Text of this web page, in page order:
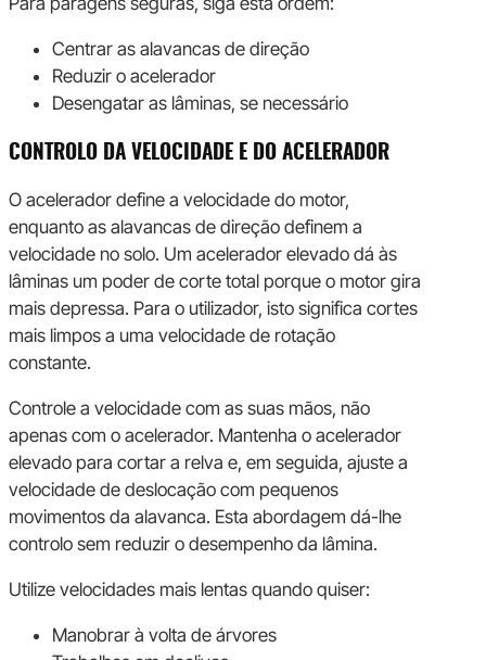
Centrar as alavancas de direção
Reduzir o acelerador
Desengatar as lâminas, se necessário
CONTROLO DA VELOCIDADE E DO ACELERADOR
O acelerador define a velocidade do motor,
enquanto as alavancas de direção definem a
velocidade no solo. Um acelerador elevado dá às
lâminas um poder de corte total porque o motor gira
mais depressa. Para o utilizador, isto significa cortes
mais limpos a uma velocidade de rotação
constante.
Controle a velocidade com as suas mãos, não
apenas com o acelerador. Mantenha o acelerador
elevado para cortar a relva e, em seguida, ajuste a
velocidade de deslocação com pequenos
movimentos da alavanca. Esta abordagem dá-lhe
controlo sem reduzir o desempenho da lâmina.
Utilize velocidades mais lentas quando quiser:
Manobrar à volta de árvores